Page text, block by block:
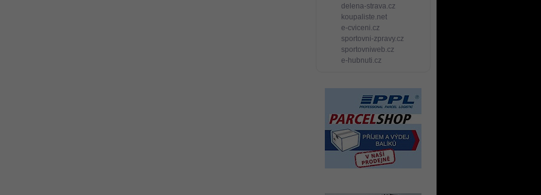
delena-strava.cz
koupaliste.net
e-cviceni.cz
sportovni-zpravy.cz
sportovniweb.cz
e-hubnuti.cz